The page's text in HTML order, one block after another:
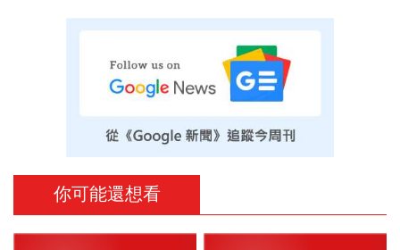
你可能還想看